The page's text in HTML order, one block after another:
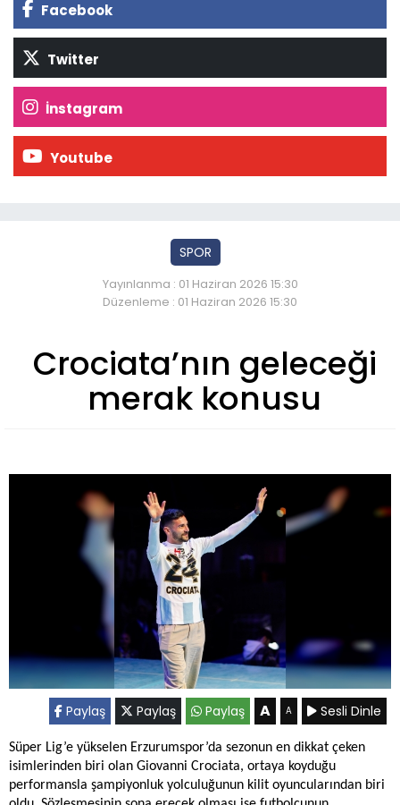
Facebook
Twitter
İnstagram
Youtube
SPOR
Yayınlanma : 01 Haziran 2026 15:30
Düzenleme : 01 Haziran 2026 15:30
Crociata’nın geleceği
merak konusu
Paylaş Paylaş Paylaş A A Sesli Dinle
Süper Lig’e yükselen Erzurumspor’da sezonun en dikkat çeken
isimlerinden biri olan Giovanni Crociata, ortaya koyduğu
performansla şampiyonluk yolculuğunun kilit oyuncularından biri